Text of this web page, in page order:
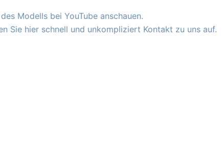
Modells bei YouTube anschauen.
Sie hier schnell und unkompliziert Kontakt zu uns auf.